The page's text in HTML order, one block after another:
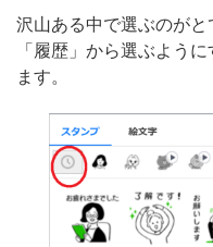
沢山ある中で選ぶのが
「履歴」から選ぶよう
ます。